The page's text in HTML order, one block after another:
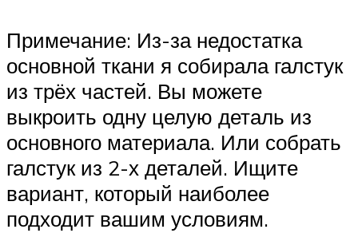
Примечание: Из-за недостатка
основной ткани я собирала галстук
из трёх частей. Вы можете
выкроить одну целую деталь из
основного материала. Или собрать
галстук из 2-х деталей. Ищите
вариант, который наиболее
подходит вашим условиям.